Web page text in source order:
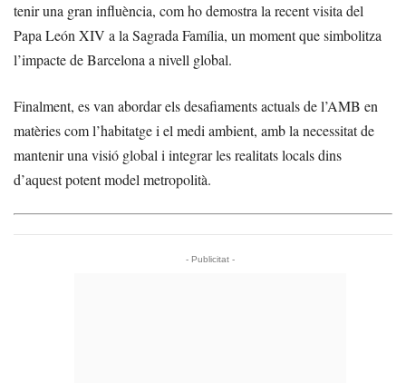
tenir una gran influència, com ho demostra la recent visita del
Papa León XIV a la Sagrada Família, un moment que simbolitza
l’impacte de Barcelona a nivell global.
Finalment, es van abordar els desafiaments actuals de l’AMB en
matèries com l’habitatge i el medi ambient, amb la necessitat de
mantenir una visió global i integrar les realitats locals dins
d’aquest potent model metropolità.
- Publicitat -